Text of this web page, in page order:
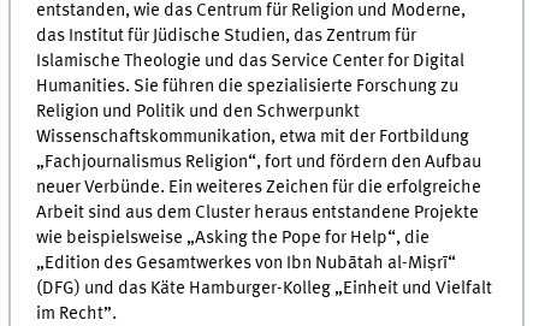
entstanden, wie das Centrum für Religion und Moderne,
das Institut für Jüdische Studien, das Zentrum für
Islamische Theologie und das Service Center for Digital
Humanities. Sie führen die spezialisierte Forschung zu
Religion und Politik und den Schwerpunkt
Wissenschaftskommunikation, etwa mit der Fortbildung
„Fachjournalismus Religion“, fort und fördern den Aufbau
neuer Verbünde. Ein weiteres Zeichen für die erfolgreiche
Arbeit sind aus dem Cluster heraus entstandene Projekte
wie beispielsweise „Asking the Pope for Help“, die
„Edition des Gesamtwerkes von Ibn Nubātah al-Miṣrī“
(DFG) und das Käte Hamburger-Kolleg „Einheit und Vielfalt
im Recht”.